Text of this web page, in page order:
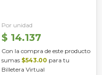
Por unidad
$ 14.137
Con la compra de este producto
sumas $543.00 para tu
Billetera Virtual